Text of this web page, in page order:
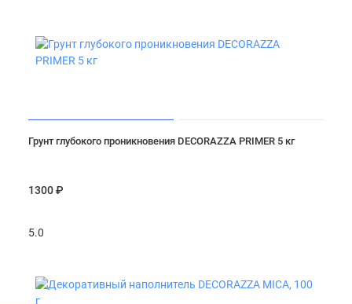
Грунт глубокого проникновения DECORAZZA PRIMER 5 кг
1300 ₽
5.0